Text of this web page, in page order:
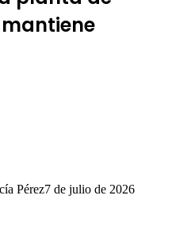
Pérez7 de julio de 2026